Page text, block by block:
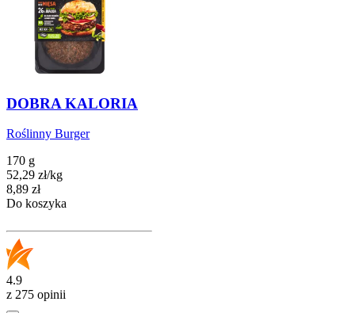
DOBRA KALORIA
Roślinny Burger
170 g
52,29 zł/kg
Cena
8,89 zł
Do koszyka
4.9
z 275 opinii